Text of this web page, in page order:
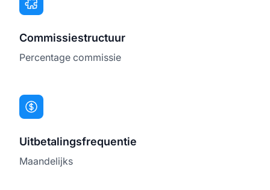
Commissiestructuur
Percentage commissie
Uitbetalingsfrequentie
Maandelijks